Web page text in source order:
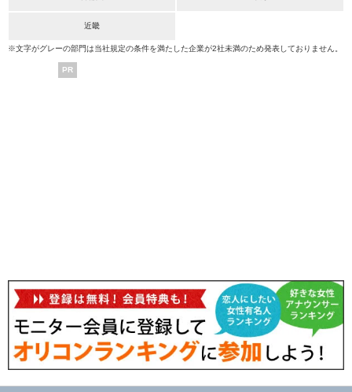
近畿
※文字がグレーの部門は当社規定の条件を満たした企業が2社未満のため発表しておりません。
PR